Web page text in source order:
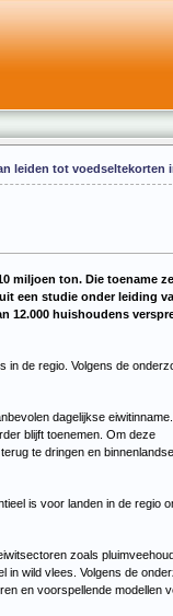
leiden tot voedseltekorten
miljoen ton. Die toename
een studie onder leiding
12.000 huishoudens
in de regio. Volgens de
dagelijkse eiwitinname.
blijft toenemen. Om deze
te dringen en binnenlandse
is voor landen in de regio
zoals
in wild vlees. Volgens de
en voorspellende modellen